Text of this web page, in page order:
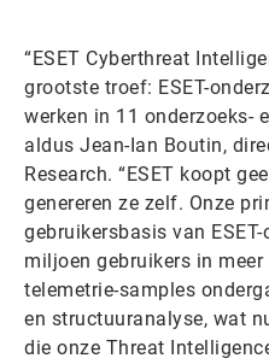
“ESET Cyberthreat
grootste troef: ESET-
werken in 11 onderzoeks-
aldus Jean-Ian Boutin,
Research. “ESET koopt
genereren ze zelf. Onze
gebruikersbasis van
miljoen gebruikers in meer
telemetrie-samples
en structuuranalyse, wat
die onze Threat